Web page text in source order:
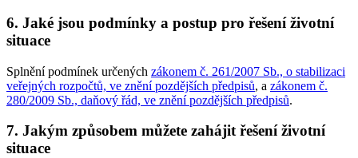
6. Jaké jsou podmínky a postup pro řešení životní
situace
Splnění podmínek určených zákonem č. 261/2007 Sb., o stabilizaci
veřejných rozpočtů, ve znění pozdějších předpisů, a zákonem č.
280/2009 Sb., daňový řád, ve znění pozdějších předpisů.
7. Jakým způsobem můžete zahájit řešení životní
situace